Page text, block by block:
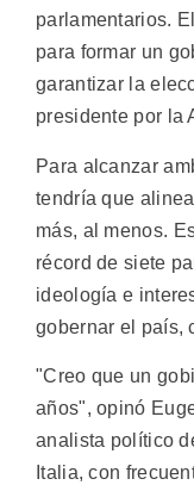
parlamentarios.
para formar un
garantizar la
presidente por la
Para alcanzar
tendría que
más, al menos.
récord de siete
ideología e
gobernar el país,
"Creo que un
años", opinó
analista político
Italia, con